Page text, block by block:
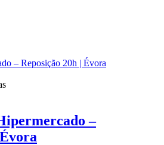
– Reposição 20h | Évora
–